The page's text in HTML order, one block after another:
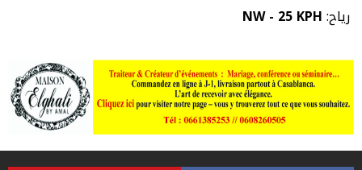
رياح:NW - 25 KPH